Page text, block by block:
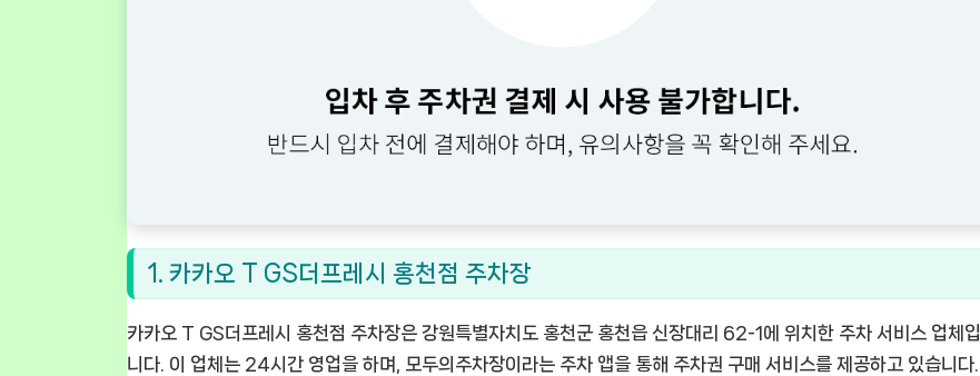
1. 카카오 T GS더프레시 홍천점 주차장
카카오 T GS더프레시 홍천점 주차장은 강원특별자치도 홍천군 홍천읍 신장대리 62-1에 위치한 주차 서비스 업체입
니다. 이 업체는 24시간 영업을 하며, 모두의주차장이라는 주차 앱을 통해 주차권 구매 서비스를 제공하고 있습니다.